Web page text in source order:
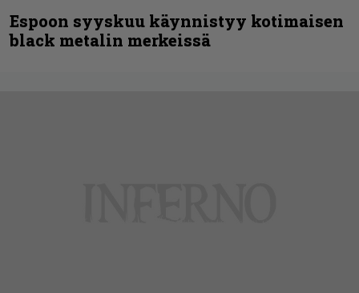
Espoon syyskuu käynnistyy kotimaisen
black metalin merkeissä